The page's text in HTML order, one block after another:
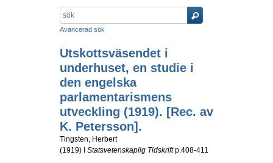
Avancerad sök
Utskottsväsendet i
underhuset, en studie i
den engelska
parlamentarismens
utveckling (1919). [Rec. av
K. Petersson].
Tingsten, Herbert
(1919) I Statsvetenskaplig Tidskrift p.408-411